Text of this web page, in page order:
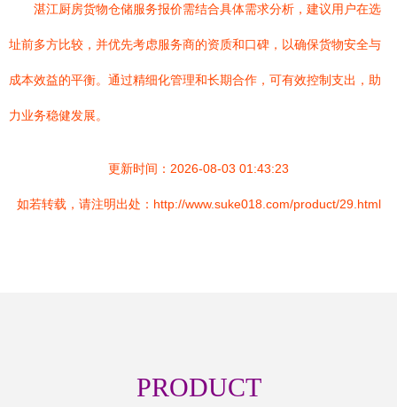
湛江厨房货物仓储服务报价需结合具体需求分析，建议用户在选
址前多方比较，并优先考虑服务商的资质和口碑，以确保货物安全与
成本效益的平衡。通过精细化管理和长期合作，可有效控制支出，助
力业务稳健发展。
更新时间：2026-08-03 01:43:23
如若转载，请注明出处：http://www.suke018.com/product/29.html
PRODUCT